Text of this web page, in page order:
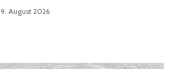
9. August 2026